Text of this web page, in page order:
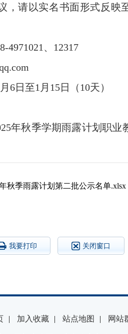
，请以实名书面形式反映
4971021、12317
6日至1月15日（10天）
年秋季学期雨露计划职业
秋季雨露计划第二批公示名单.xlsx
我要打印 关闭窗口
| 加入收藏 | 站点地图 | 网站